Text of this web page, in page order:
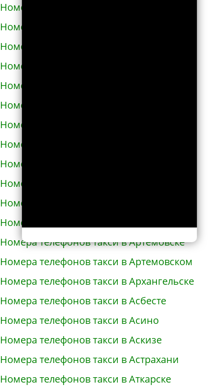
Номера телефонов такси в Апшеронске
Номера телефонов такси в Арамиле
Номера телефонов такси в Аргуне
Номера телефонов такси в Ардатове
Номера телефонов такси в Ардоне
Номера телефонов такси в Арзамасе
Номера телефонов такси в Аркадаке
Номера телефонов такси в Армавире
Номера телефонов такси в Армянске
Номера телефонов такси в Арсеньеве
Номера телефонов такси в Арске
Номера телефонов такси в Артеме
Номера телефонов такси в Артёмовске
Номера телефонов такси в Артемовском
Номера телефонов такси в Архангельске
Номера телефонов такси в Асбесте
Номера телефонов такси в Асино
Номера телефонов такси в Аскизе
Номера телефонов такси в Астрахани
Номера телефонов такси в Аткарске